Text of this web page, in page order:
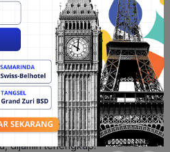
lainnya
langsung mengenai surat
Hunters? Yukkonsultasi dengan
agar persiapan beasiswamu lebih
beasiswa dan masuk
program terbaik dari Schoters
dijamin terlengkap.